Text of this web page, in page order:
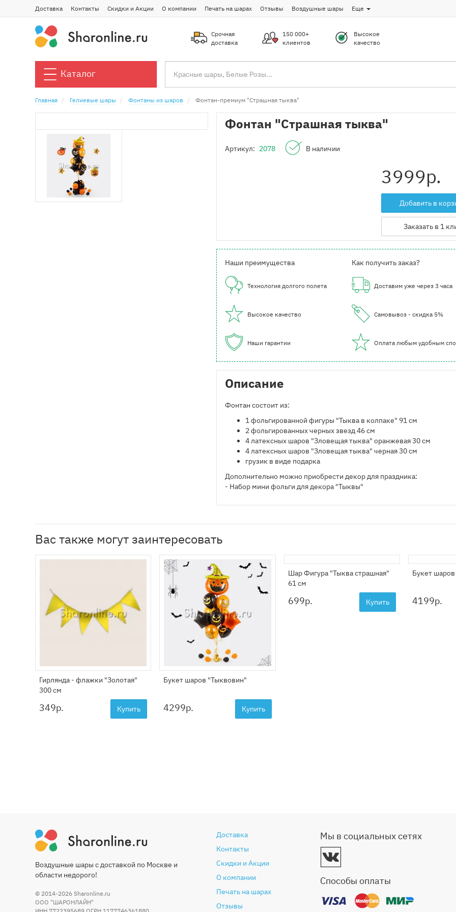
Доставка Контакты Скидки и Акции О компании Печать на шарах Отзывы Воздушные шары Еще
Срочная
доставка
150 000+
клиентов
Высокое
качество
Каталог
Главная Гелиевые шары Фонтаны из шаров Фонтан-премиум "Страшная тыква"
Фонтан "Страшная тыква"
Артикул: 2078 В наличии
3999р.
Добавить в
Заказать в 1
Наши преимущества
Технология долгого полета
Высокое качество
Наши гарантии
Как получить заказ?
Доставим уже через 3 часа
Самовывоз - скидка 5%
Оплата любым удобным
Описание
Фонтан состоит из:
1 фольгированной фигуры "Тыква в колпаке" 91 см
2 фольгированных черных звезд 46 см
4 латексных шаров "Зловещая тыква" оранжевая 30 см
4 латексных шаров "Зловещая тыква" черная 30 см
грузик в виде подарка
Дополнительно можно приобрести декор для праздника:
- Набор мини фольги для декора "Тыквы"
Вас также могут заинтересовать
Гирлянда - флажки "Золотая"
300 см
349р. Купить
Букет шаров "Тыквовин"
4299р. Купить
Шар Фигура "Тыква страшная"
61 см
699р. Купить
Букет
4199р.
Воздушные шары с доставкой по Москве и
области недорого!
© 2014-2026 Sharonline.ru
ООО "ШАРОНЛАЙН"
Доставка
Контакты
Скидки и Акции
О компании
Печать на шарах
Отзывы
Мы в социальных сетях
Способы оплаты